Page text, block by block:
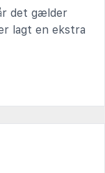
det gælder
lagt en ekstra